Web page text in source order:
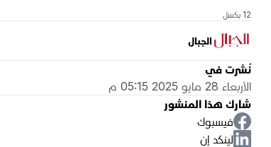
12 بكسل
الجبال
نُشرت في
الأربعاء 28 مايو 2025 05:15 م
شارك هذا المنشور
فيسبوك
لينكد إن